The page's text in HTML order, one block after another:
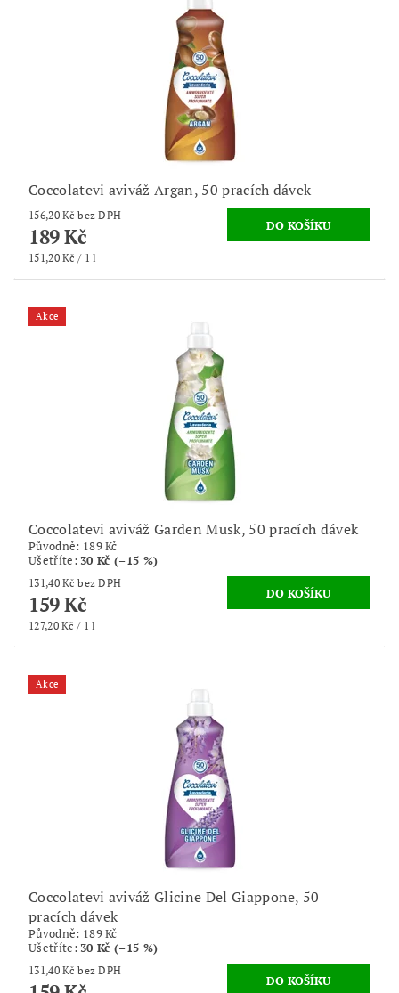
Coccolatevi aviváž Argan, 50 pracích dávek
156,20 Kč bez DPH
189 Kč
151,20 Kč / 1 l
Akce
Coccolatevi aviváž Garden Musk, 50 pracích dávek
Původně: 189 Kč
Ušetříte: 30 Kč (–15 %)
131,40 Kč bez DPH
159 Kč
127,20 Kč / 1 l
Akce
Coccolatevi aviváž Glicine Del Giappone, 50
pracích dávek
Původně: 189 Kč
Ušetříte: 30 Kč (–15 %)
131,40 Kč bez DPH